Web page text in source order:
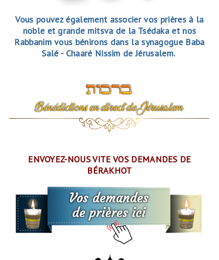
Vous pouvez également associer vos prières à la
noble et grande mitsva de la Tsédaka et nos
Rabbanim vous bénirons dans la synagogue Baba
Salé - Chaaré Nissim de Jérusalem.
ENVOYEZ-NOUS VITE VOS DEMANDES DE
BÉRAKHOT